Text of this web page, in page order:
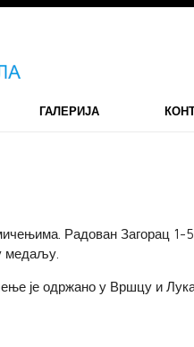
ГАЛЕРИЈА
Радован Загорац 1-
медаљу.
је одржано у Вршцу и Лука